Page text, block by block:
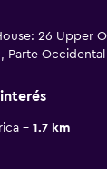
26 Upper
Parte
1.7 km